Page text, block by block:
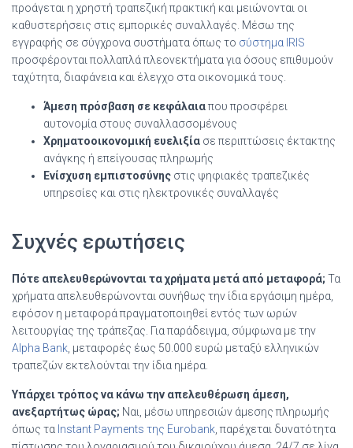
προάγεται η χρηστή τραπεζική πρακτική και μειώνονται οι
καθυστερήσεις στις εμπορικές συναλλαγές. Μέσω της
εγγραφής σε σύγχρονα συστήματα όπως το σύστημα IRIS
προσφέρονται πολλαπλά πλεονεκτήματα για όσους επιθυμούν
ταχύτητα, διαφάνεια και έλεγχο στα οικονομικά τους.
Άμεση πρόσβαση σε κεφάλαιαπου προσφέρει
αυτονομία στους συναλλασσομένους
Χρηματοοικονομική ευελιξία σε περιπτώσεις έκτακτης
ανάγκης ή επείγουσας πληρωμής
Ενίσχυση εμπιστοσύνης στις ψηφιακές τραπεζικές
υπηρεσίες και στις ηλεκτρονικές συναλλαγές
Συχνές ερωτήσεις
Πότε απελευθερώνονται τα χρήματα μετά από μεταφορά; Τα
χρήματα απελευθερώνονται συνήθως την ίδια εργάσιμη ημέρα,
εφόσον η μεταφορά πραγματοποιηθεί εντός των ωρών
λειτουργίας της τράπεζας. Για παράδειγμα, σύμφωνα με την
Alpha Bank , μεταφορές έως 50.000 ευρώ μεταξύ ελληνικών
τραπεζών εκτελούνται την ίδια ημέρα.
Υπάρχει τρόπος να κάνω την απελευθέρωση άμεση,
ανεξαρτήτως ώρας; Ναι, μέσω υπηρεσιών άμεσης πληρωμής
όπως τα Instant Payments της Eurobank , παρέχεται δυνατότητα